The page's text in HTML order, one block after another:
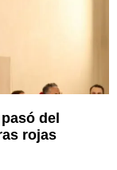
del
rojas